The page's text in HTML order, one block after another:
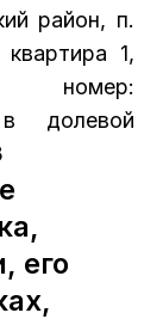
район, п.
1,
номер:
в долевой
его